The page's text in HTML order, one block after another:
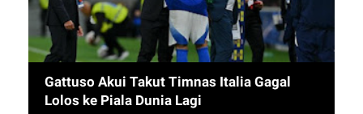
Gattuso Akui Takut Timnas Italia Gagal
Lolos ke Piala Dunia Lagi